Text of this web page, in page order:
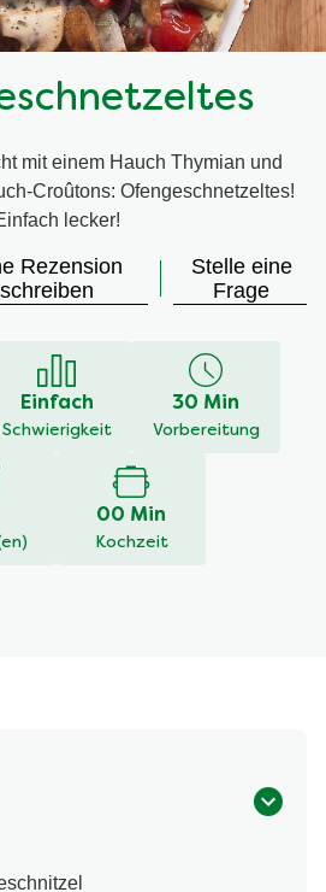
mit einem Hauch Thymian und
Croûtons: Ofengeschnetzeltes!
lecker!
Rezension
schreiben
Stelle eine
Frage
Einfach
Schwierigkeit
30 Min
Vorbereitung
00 Min
Kochzeit